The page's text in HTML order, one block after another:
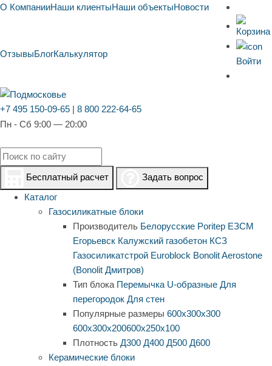
О КомпанииНаши клиентыНаши объектыНовости
ОтзывыБлогКалькулятор
Войти
+7 495 150-09-65 | 8 800 222-64-65
Пн - Сб 9:00 — 20:00
Бесплатный расчет
Задать вопрос
Каталог
Газосиликатные блоки
Производитель Белорусские Poritep ЕЗСМ
Егорьевск Калужский газобетон КСЗ
Газосиликатстрой Euroblock BonolitAerostone
(Bonolit Дмитров)
Тип блока Перемычка U-образные Для
перегородок Для стен
Популярные размеры 600х300х300
600х300х200600х250х100
Плотность Д300 Д400 Д500 Д600
Керамические блоки